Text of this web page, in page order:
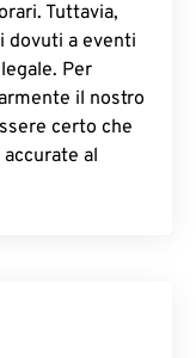
Tuttavia,
dovuti a eventi
Per
il nostro
certo che
al